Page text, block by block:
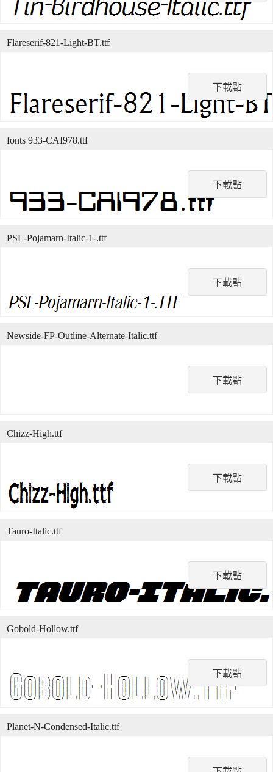
下載點
Flareserif-821-Light-BT.ttf
下載點
fonts 933-CAI978.ttf
下載點
PSL-Pojamarn-Italic-1-.ttf
下載點
Newside-FP-Outline-Alternate-Italic.ttf
下載點
Chizz-High.ttf
下載點
Tauro-Italic.ttf
下載點
Gobold-Hollow.ttf
Planet-N-Condensed-Italic.ttf